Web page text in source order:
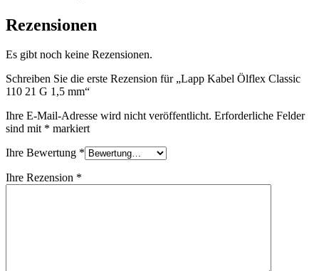
Rezensionen
Es gibt noch keine Rezensionen.
Schreiben Sie die erste Rezension für „Lapp Kabel Ölflex Classic
110 21 G 1,5 mm“
Ihre E-Mail-Adresse wird nicht veröffentlicht. Erforderliche Felder
sind mit * markiert
Ihre Bewertung *
Ihre Rezension *